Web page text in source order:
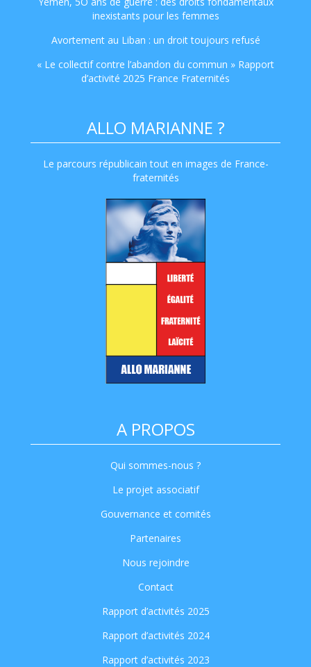
inexistants pour les femmes
Avortement au Liban : un droit toujours refusé
« Le collectif contre l’abandon du commun » Rapport
d’activité 2025 France Fraternités
ALLO MARIANNE ?
Le parcours républicain tout en images de France-
fraternités
A PROPOS
Qui sommes-nous ?
Le projet associatif
Gouvernance et comités
Partenaires
Nous rejoindre
Contact
Rapport d’activités 2025
Rapport d’activités 2024
Rapport d’activités 2023